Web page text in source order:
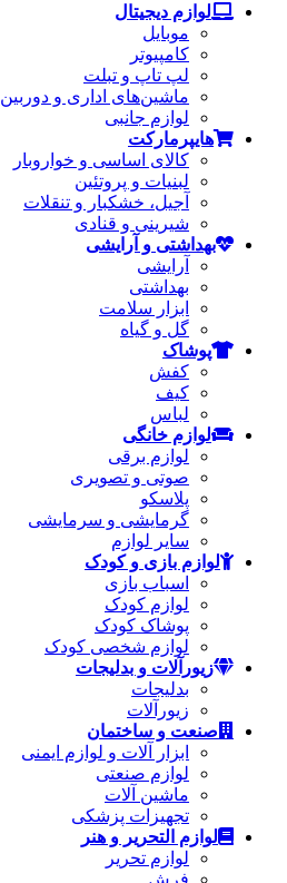
لوازم دیجیتال
موبایل
کامپیوتر
لپ تاپ و تبلت
ماشین‌های اداری و دوربین
لوازم جانبی
هایپرمارکت
کالای اساسی و خواروبار
لبنیات و پروتئین
آجیل، خشکبار و تنقلات
شیرینی و قنادی
بهداشتی و آرایشی
آرایشی
بهداشتی
ابزار سلامت
گل و گیاه
پوشاک
کفش
کیف
لباس
لوازم خانگی
لوازم برقی
صوتی و تصویری
پلاسکو
گرمایشی و سرمایشی
سایر لوازم
لوازم بازی و کودک
اسباب بازی
لوازم کودک
پوشاک کودک
لوازم شخصی کودک
زیورآلات و بدلیجات
بدلیجات
زیورآلات
صنعت و ساختمان
ابزار آلات و لوازم ایمنی
لوازم صنعتی
ماشین آلات
تجهیزات پزشکی
لوازم التحریر و هنر
لوازم تحریر